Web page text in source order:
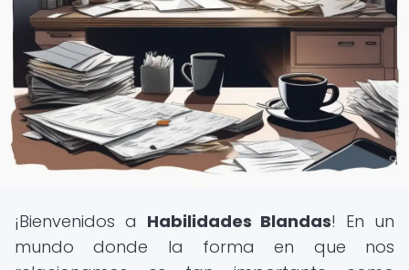
¡Bienvenidos a Habilidades Blandas! En un
mundo donde la forma en que nos